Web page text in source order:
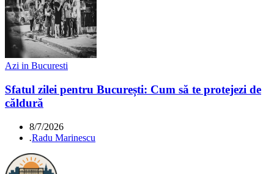
Azi in Bucuresti
Sfatul zilei pentru București: Cum să te protejezi de
căldură
8/7/2026
.Radu Marinescu